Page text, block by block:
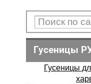
Гусеницы
Гусеницы